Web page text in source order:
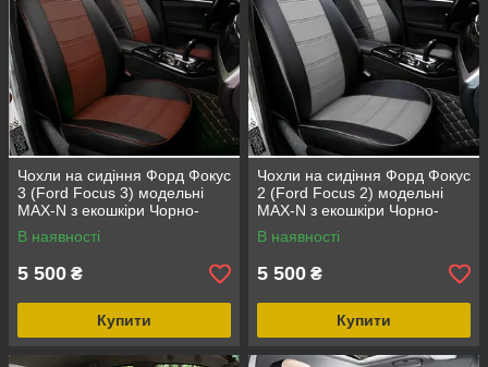
Чохли на сидіння Форд Фокус
3 (Ford Focus 3) модельні
MAX-N з екошкіри Чорно-
коричневий
В наявності
5 500 ₴
Купити
Чохли на сидіння Форд Фокус
2 (Ford Focus 2) модельні
MAX-N з екошкіри Чорно-
сірий, графіт
В наявності
5 500 ₴
Купити